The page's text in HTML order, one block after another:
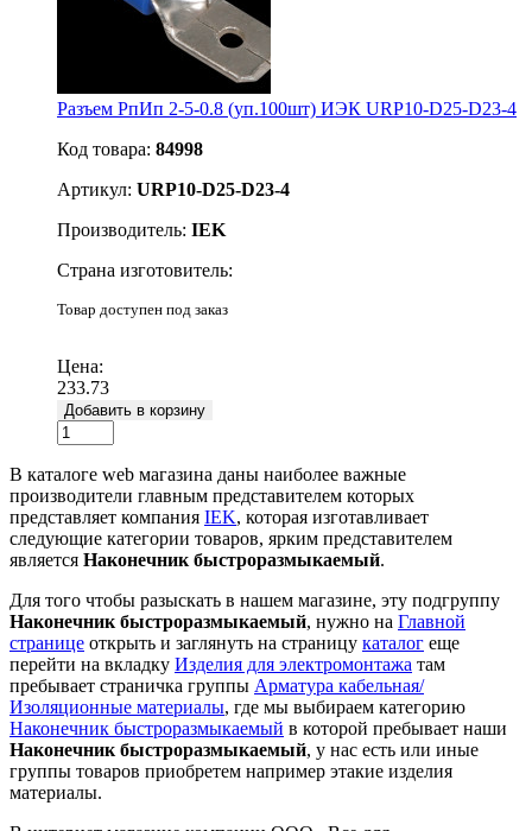
Разъем РпИп 2-5-0.8 (уп.100шт) ИЭК URP10-D25-D23-4
Код товара: 84998
Артикул: URP10-D25-D23-4
Производитель: IEK
Страна изготовитель:
Товар доступен под заказ
Цена:
233.73
Добавить в корзину
В каталоге web магазина даны наиболее важные
производители главным представителем которых
представляет компания IEK, которая изготавливает
следующие категории товаров, ярким представителем
является Наконечник быстроразмыкаемый.
Для того чтобы разыскать в нашем магазине, эту подгруппу
Наконечник быстроразмыкаемый, нужно на Главной
странице открыть и заглянуть на страницу каталог еще
перейти на вкладку Изделия для электромонтажа там
пребывает страничка группы Арматура кабельная/
Изоляционные материалы, где мы выбираем категорию
Наконечник быстроразмыкаемый в которой пребывает наши
Наконечник быстроразмыкаемый, у нас есть или иные
группы товаров приобретем например этакие изделия
материалы.